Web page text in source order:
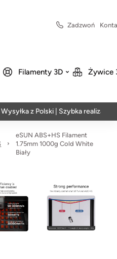
Zadzwoń
Filamenty 3D Żywice
z Polski | Szybka realizacja w 24h
eSUN ABS+HS Filament
1.75mm 1000g Cold White
Biały